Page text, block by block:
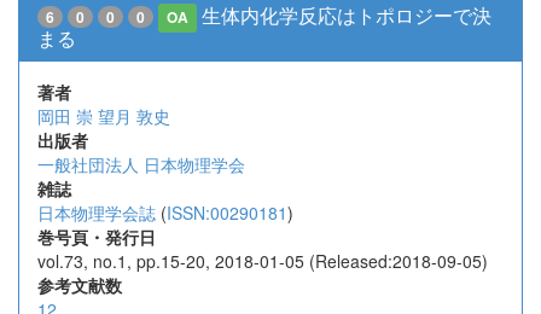
6 0 0 0 OA
生体内化学反応はトポロジーで決
まる
著者
岡田 崇 望月 敦史
出版者
一般社団法人 日本物理学会
雑誌
日本物理学会誌 (ISSN:00290181)
巻号頁・発行日
vol.73, no.1, pp.15-20, 2018-01-05 (Released:2018-09-05)
参考文献数
12